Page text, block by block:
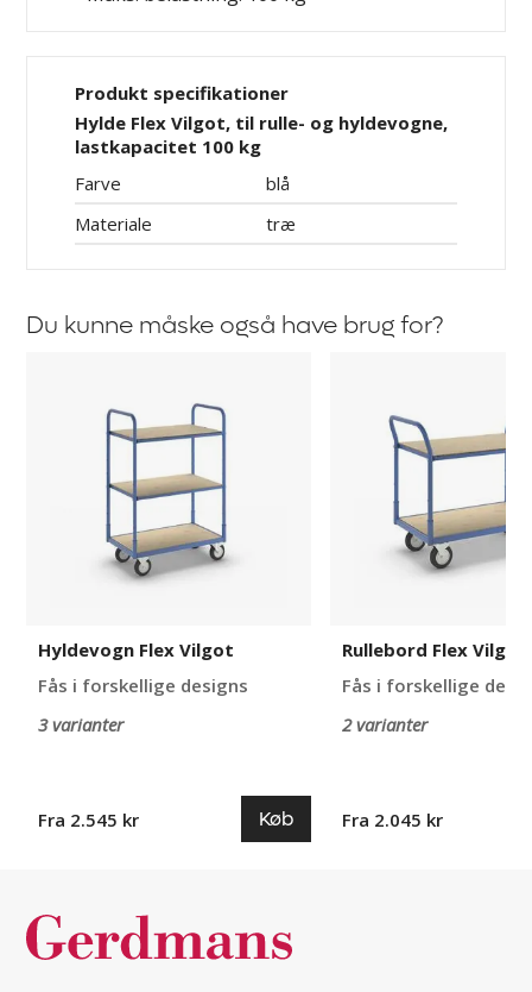
Produkt specifikationer
Hylde Flex Vilgot, til rulle- og hyldevogne,
lastkapacitet 100 kg
Farve
blå
Materiale
træ
Du kunne måske også have brug for?
Hyldevogn Flex Vilgot
Fås i forskellige designs
3 varianter
Fra 2.545 kr Køb
Vilgot
Rullebord Flex Vilgot
Fås i forskellige
2 varianter
Fra 2.045 kr